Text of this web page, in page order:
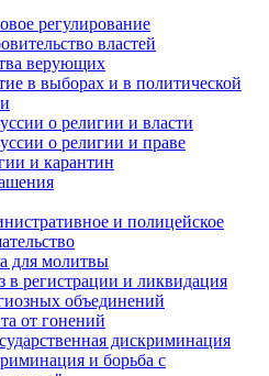
регулирование
властей
верующих
в выборах и в политической
о религии и власти
о религии и праве
и карантин
и полицейское
для молитвы
в регистрации и ликвидация
объединений
от гонений
дискриминация
и борьба с